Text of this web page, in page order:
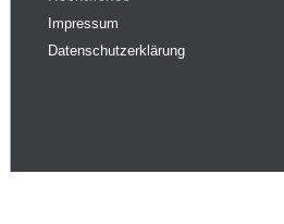
Impressum
Datenschutzerklärung